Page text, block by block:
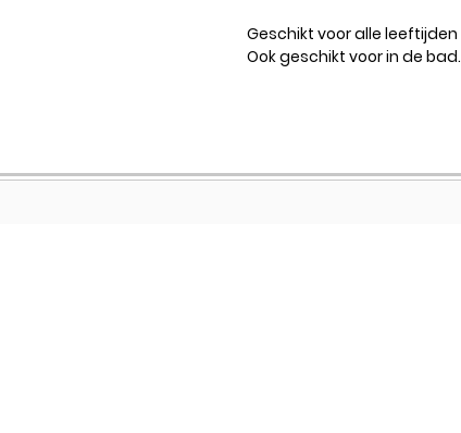
Geschikt voor alle leeftijden
Ook geschikt voor in de bad.